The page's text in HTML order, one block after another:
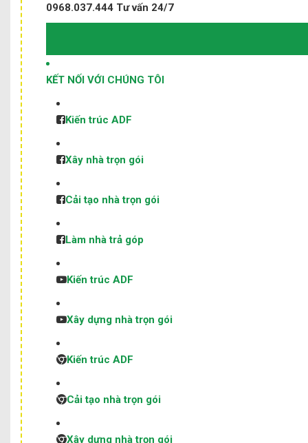
0968.037.444 Tư vấn 24/7
KẾT NỐI VỚI CHÚNG TÔI
Kiến trúc ADF
Xây nhà trọn gói
Cải tạo nhà trọn gói
Làm nhà trả góp
Kiến trúc ADF
Xây dựng nhà trọn gói
Kiến trúc ADF
Cải tạo nhà trọn gói
Xây dựng nhà trọn gói